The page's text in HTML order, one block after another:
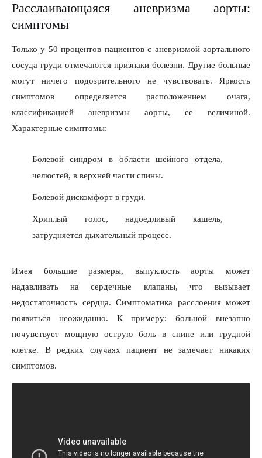
Расслаивающаяся аневризма аорты:
симптомы
Только у 50 процентов пациентов с аневризмой аортального
сосуда груди отмечаются признаки болезни. Другие больные
могут ничего подозрительного не чувствовать. Яркость
симптомов определяется расположением очага,
классификацией аневризмы аорты, ее величиной.
Характерные симптомы:
Болевой синдром в области шейного отдела,
челюстей, в верхней части спины.
Болевой дискомфорт в груди.
Хриплый голос, надоедливый кашель,
затрудняется дыхательный процесс.
Имея большие размеры, выпуклость аорты может
надавливать на сердечные клапаны, что вызывает
недостаточность сердца. Симптоматика расслоения может
появиться неожиданно. К примеру: больной внезапно
почувствует мощную острую боль в спине или грудной
клетке. В редких случаях пациент не замечает никаких
симптомов.